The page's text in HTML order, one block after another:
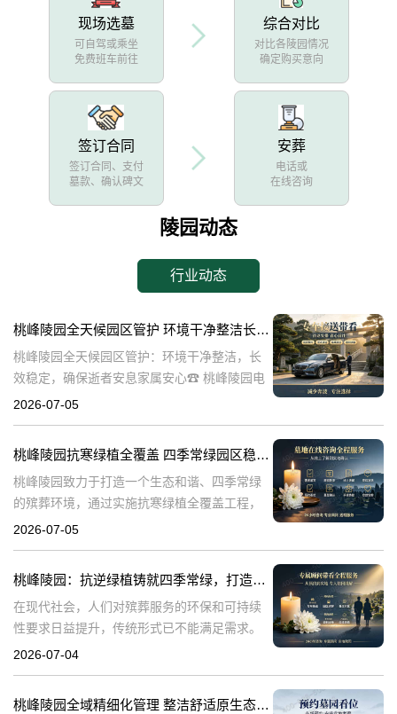
现场选墓
可自驾或乘坐
免费班车前往
综合对比
对比各陵园情况
确定购买意向
签订合同
签订合同、支付
墓款、确认碑文
安葬
电话或
在线咨询
陵园动态
行业动态
桃峰陵园全天候园区管护 环境干净整洁长效稳定，确保逝者安息家属安心
桃峰陵园全天候园区管护：环境干净整洁，长
效稳定，确保逝者安息家属安心☎ 桃峰陵园电
话:400-838-5063在生命的终点，我们最希望的
2026-07-05
桃峰陵园抗寒绿植全覆盖 四季常绿园区稳定美观：打造生态和谐殡葬环境
桃峰陵园致力于打造一个生态和谐、四季常绿
的殡葬环境，通过实施抗寒绿植全覆盖工程，
不仅提升了园区的美观度，也确保了园区的稳
2026-07-05
桃峰陵园：抗逆绿植铸就四季常绿，打造生态绿色殡葬典范
在现代社会，人们对殡葬服务的环保和可持续
性要求日益提升，传统形式已不能满足需求。
桃峰陵园作为绿色殡葬的先行者，致力于构建
2026-07-04
桃峰陵园全域精细化管理 整洁舒适原生态园区：打造理想安息之选